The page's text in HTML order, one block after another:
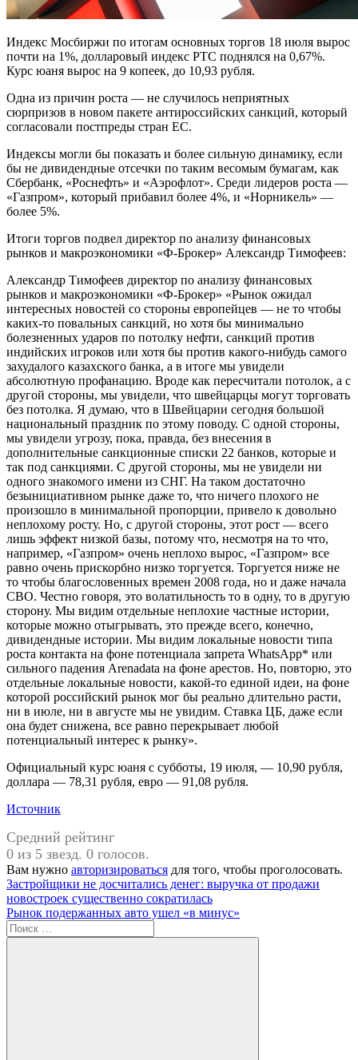
Индекс Мосбиржи по итогам основных торгов 18 июля вырос
почти на 1%, долларовый индекс РТС поднялся на 0,67%.
Курс юаня вырос на 9 копеек, до 10,93 рубля.
Одна из причин роста — не случилось неприятных
сюрпризов в новом пакете антироссийских санкций, который
согласовали постпреды стран ЕС.
Индексы могли бы показать и более сильную динамику, если
бы не дивидендные отсечки по таким весомым бумагам, как
Сбербанк, «Роснефть» и «Аэрофлот». Среди лидеров роста —
«Газпром», который прибавил более 4%, и «Норникель» —
более 5%.
Итоги торгов подвел директор по анализу финансовых
рынков и макроэкономики «Ф-Брокер» Александр Тимофеев:
Александр Тимофеев директор по анализу финансовых
рынков и макроэкономики «Ф-Брокер» «Рынок ожидал
интересных новостей со стороны европейцев — не то чтобы
каких-то повальных санкций, но хотя бы минимально
болезненных ударов по потолку нефти, санкций против
индийских игроков или хотя бы против какого-нибудь самого
захудалого казахского банка, а в итоге мы увидели
абсолютную профанацию. Вроде как пересчитали потолок, а с
другой стороны, мы увидели, что швейцарцы могут торговать
без потолка. Я думаю, что в Швейцарии сегодня большой
национальный праздник по этому поводу. С одной стороны,
мы увидели угрозу, пока, правда, без внесения в
дополнительные санкционные списки 22 банков, которые и
так под санкциями. С другой стороны, мы не увидели ни
одного знакомого имени из СНГ. На таком достаточно
безынициативном рынке даже то, что ничего плохого не
произошло в минимальной пропорции, привело к довольно
неплохому росту. Но, с другой стороны, этот рост — всего
лишь эффект низкой базы, потому что, несмотря на то что,
например, «Газпром» очень неплохо вырос, «Газпром» все
равно очень прискорбно низко торгуется. Торгуется ниже не
то чтобы благословенных времен 2008 года, но и даже начала
СВО. Честно говоря, это волатильность то в одну, то в другую
сторону. Мы видим отдельные неплохие частные истории,
которые можно отыгрывать, это прежде всего, конечно,
дивидендные истории. Мы видим локальные новости типа
роста контакта на фоне потенциала запрета WhatsApp* или
сильного падения Arenadata на фоне арестов. Но, повторю, это
отдельные локальные новости, какой-то единой идеи, на фоне
которой российский рынок мог бы реально длительно расти,
ни в июле, ни в августе мы не увидим. Ставка ЦБ, даже если
она будет снижена, все равно перекрывает любой
потенциальный интерес к рынку».
Официальный курс юаня с субботы, 19 июля, — 10,90 рубля,
доллара — 78,31 рубля, евро — 91,08 рубля.
Источник
Средний рейтинг
0 из 5 звезд. 0 голосов.
Вам нужно авторизироваться для того, чтобы проголосовать.
Навигация
по
записям
Предыдущая
запись:
Застройщики не досчитались денег: выручка от продажи
новостроек существенно сократилась
Следующая
запись:
Рынок подержанных авто ушел «в минус»
Поиск
для: